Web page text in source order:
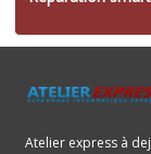
Atelier express à